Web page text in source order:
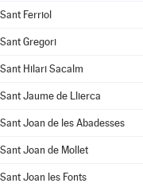
Sant Ferriol
Sant Gregori
Sant Hilari Sacalm
Sant Jaume de Llierca
Sant Joan de les Abadesses
Sant Joan de Mollet
Sant Joan les Fonts